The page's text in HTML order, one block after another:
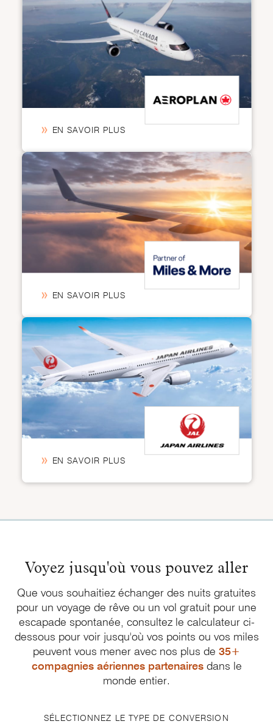
EN SAVOIR PLUS
EN SAVOIR PLUS
EN SAVOIR PLUS
Voyez jusqu'où vous pouvez aller
Que vous souhaitiez échanger des nuits gratuites
pour un voyage de rêve ou un vol gratuit pour une
escapade spontanée, consultez le calculateur ci-
dessous pour voir jusqu'où vos points ou vos miles
peuvent vous mener avec nos plus de 35+
compagnies aériennes partenairesdans le
monde entier.
SÉLECTIONNEZ LE TYPE DE CONVERSION